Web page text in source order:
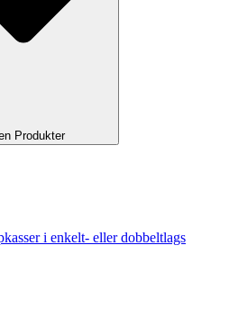
Produkter
i enkelt- eller dobbeltlags